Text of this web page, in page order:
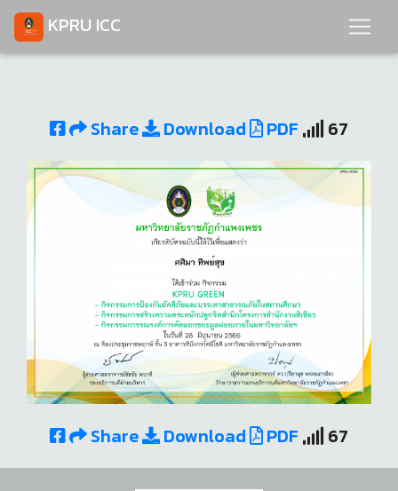
KPRU ICC
Share Download PDF 67
Share Download PDF 67